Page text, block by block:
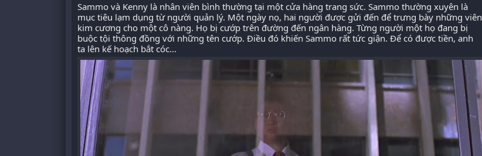
Sammo và Kenny là nhân viên bình thường tại một cửa hàng trang sức. Sammo thường xuyên là
mục tiêu lạm dụng từ người quản lý. Một ngày nọ, hai người được gửi đến để trưng bày những viên
kim cương cho một cô nàng. Họ bị cướp trên đường đến ngân hàng. Từng người một họ đang bị
buộc tội thông đồng với những tên cướp. Điều đó khiến Sammo rất tức giận. Để có được tiền, anh
ta lên kế hoạch bắt cóc...